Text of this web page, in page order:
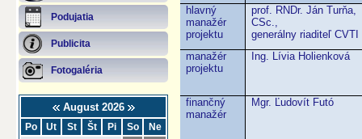
Podujatia
Publicita
Fotogaléria
August 2026
Po Ut St Št Pi So
Ne
hlavný
manažér
projektu
prof. RNDr. Ján Turňa,
CSc.,
generálny riaditeľ CVTI
manažér
projektu
Ing. Lívia Holienková
finančný
manažér
Mgr. Ľudovít Futó